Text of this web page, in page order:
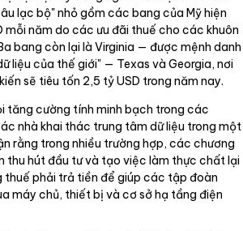
lạc bộ" nhỏ gồm các bang của Mỹ hiện
mỗi năm do các ưu đãi thuế cho các khuôn
bang còn lại là Virginia — được mệnh danh
liệu của thế giới" — Texas và Georgia, nơi
sẽ tiêu tốn 2,5 tỷ USD trong năm nay.
tăng cường tính minh bạch trong các
nhà khai thác trung tâm dữ liệu trong một
rằng trong nhiều trường hợp, các chương
thu hút đầu tư và tạo việc làm thực chất lại
thuế phải trả tiền để giúp các tập đoàn
máy chủ, thiết bị và cơ sở hạ tầng điện